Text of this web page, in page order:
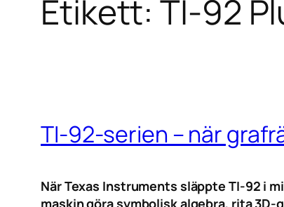
Etikett:TI-92
TI-92-serien – när
När Texas Instruments släppte TI-92 i